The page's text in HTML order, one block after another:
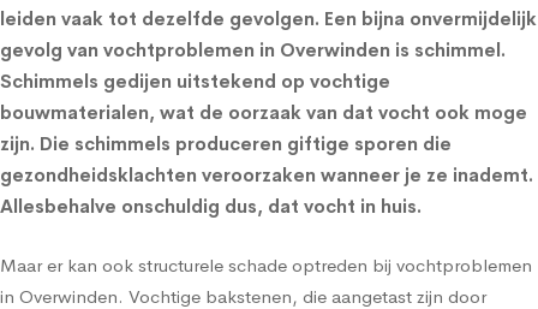
leiden vaak tot dezelfde gevolgen. Een bijna onvermijdelijk
gevolg van vochtproblemen in Overwinden is schimmel.
Schimmels gedijen uitstekend op vochtige
bouwmaterialen, wat de oorzaak van dat vocht ook moge
zijn. Die schimmels produceren giftige sporen die
gezondheidsklachten veroorzaken wanneer je ze inademt.
Allesbehalve onschuldig dus, dat vocht in huis.
Maar er kan ook structurele schade optreden bij vochtproblemen
in Overwinden. Vochtige bakstenen, die aangetast zijn door